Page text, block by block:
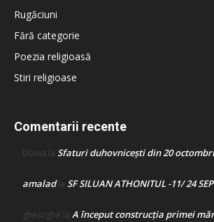
Rugăciuni
Fără categorie
Poezia religioasă
Stiri religioase
Comentarii recente
Doina la Sfaturi duhovnicești din 20
amaladla SF SILUAN ATHONITUL -11/ 24
gheorghe la A început construcţia primei